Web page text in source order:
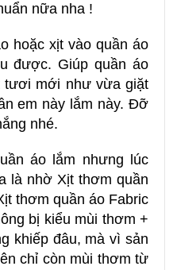
nữa nha !
hoặc xịt vào quần áo
được. Giúp quần áo
tươi mới như vừa giặt
em này lắm này. Đỡ
nhé.
áo lắm nhưng lúc
là nhờ Xịt thơm quần
thơm quần áo Fabric
bị kiểu mùi thơm +
khiếp đâu, mà vì sản
chỉ còn mùi thơm từ